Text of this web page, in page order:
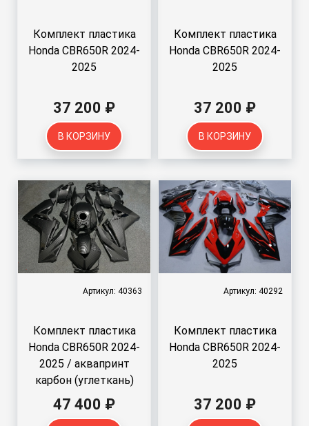
Комплект пластика
Honda CBR650R 2024-
2025
37 200 ₽
В КОРЗИНУ
Комплект пластика
Honda CBR650R 2024-
2025
37 200 ₽
В КОРЗИНУ
Артикул: 40363
Комплект пластика
Honda CBR650R 2024-
2025 / аквапринт
карбон (углеткань)
47 400 ₽
Артикул: 40292
Комплект пластика
Honda CBR650R 2024-
2025
37 200 ₽